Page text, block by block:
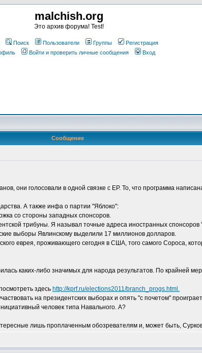
malchish.org
Это архив форума! Test!
Поиск Пользователи Группы
Регистрация
Войти и проверить личные сообщения Вход
Сообщение
они голосовали в одной связке с ЕР. То, что программа
А также инфа о партии "Яблоко":
со стороны западных спонсоров.
трибуны. Я называл точные адреса иностранных
выборы Явлинскому выделили 17 миллионов долларов.
еврея, проживающего сегодня в США, того самого Сороса,
каких-либо значимых для народа результатов. По крайней
здесь http://kprf.ru/elections2011/branch_progs.html.
на президентских выборах и опять "с почетом"
человек типа Навального. А?
лишь проплаченным обозревателям и, может быть,